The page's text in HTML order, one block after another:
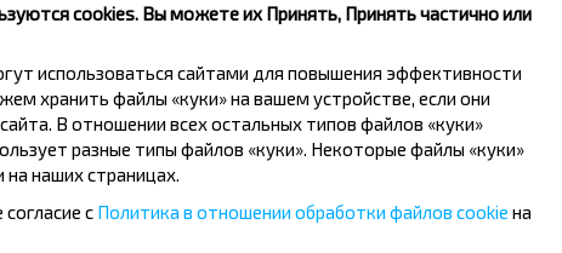
и
cookies. Вы можете их Принять, Принять частично или
использоваться сайтами для повышения эффективности
хранить файлы «куки» на вашем устройстве, если они
В отношении всех остальных типов файлов «куки»
разные типы файлов «куки». Некоторые файлы «куки»
наших страницах.
с Политика в отношении обработки файлов cookie на